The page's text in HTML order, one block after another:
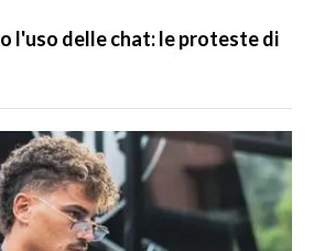
l'uso delle chat: le proteste di